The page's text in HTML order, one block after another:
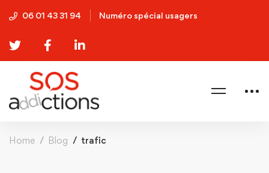
06 01 43 31 94 Numéro spécial usagers
Home Blog trafic